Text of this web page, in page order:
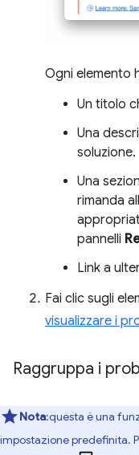
Ogni elemento
Un titolo
Una
soluzione.
Una
rimanda
pannelli
Link a
Fai clic sugli
visualizzare i
Raggruppa i
Nota:questa è una
impostazione predefinita.